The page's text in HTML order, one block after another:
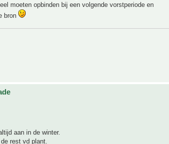
moeten opbinden bij een volgende vorstperiode en
bron
aan in de winter.
rest vd plant.